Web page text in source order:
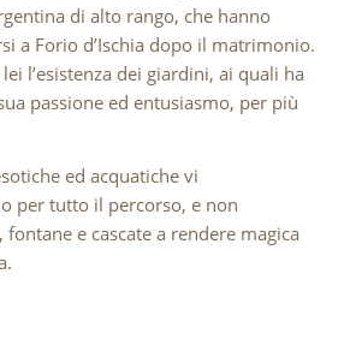
di alto rango, che hanno
a Forio d’Ischia dopo il matrimonio.
l’esistenza dei giardini, ai quali ha
passione ed entusiasmo, per più
ed acquatiche vi
per tutto il percorso, e non
e cascate a rendere magica